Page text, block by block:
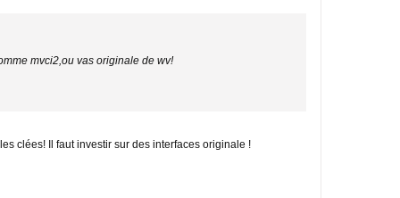
mvci2,ou vas originale de wv!
clées! Il faut investir sur des interfaces originale !